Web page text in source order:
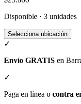
Disponible · 3 unidades
Selecciona ubicación
✓
Envío GRATIS en
✓
Paga en línea o contra